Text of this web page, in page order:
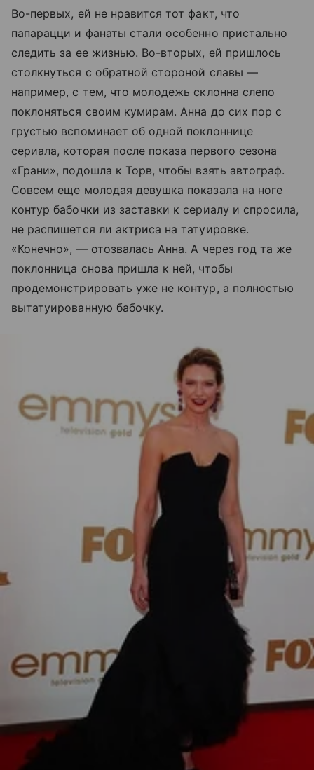
Во-первых, ей не нравится тот факт, что
папарацци и фанаты стали особенно пристально
следить за ее жизнью. Во-вторых, ей пришлось
столкнуться с обратной стороной славы —
например, с тем, что молодежь склонна слепо
поклоняться своим кумирам. Анна до сих пор с
грустью вспоминает об одной поклоннице
сериала, которая после показа первого сезона
«Грани», подошла к Торв, чтобы взять автограф.
Совсем еще молодая девушка показала на ноге
контур бабочки из заставки к сериалу и спросила,
не распишется ли актриса на татуировке.
«Конечно», — отозвалась Анна. А через год та же
поклонница снова пришла к ней, чтобы
продемонстрировать уже не контур, а полностью
вытатуированную бабочку.